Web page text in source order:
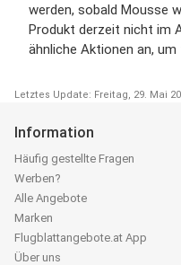
werden, sobald Mousse
Produkt derzeit nicht im
ähnliche Aktionen an,
Letztes Update: Freitag, 29. Mai
Information
Häufig gestellte Fragen
Werben?
Alle Angebote
Marken
Flugblattangebote.at App
Über uns